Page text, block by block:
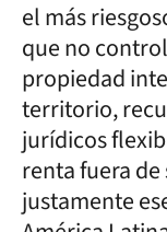
el más
que no
propiedad
territorio,
jurídicos
renta fuera
justamente